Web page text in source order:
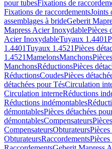
pour tubesFixations de
Fixations de raccordementsJoints
assemblages à brideGeberit
Mapress Acier InoxydablePièces
Acier InoxydableTuyaux 1.4401
1.4401Tuyaux 1.4521Pièces
1.4521MamelonsManchons
ManchonsRéductionsPièces
RéductionsCoudesPièces
détachées pour TésCirculation
Circulation interneRéductions
Réductions indémontables
démontablesPièces détachées
démontablesCompensateurs
CompensateursObturateurs
ObturateursRaccordements